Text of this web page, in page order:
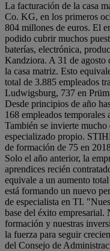
La facturación de la casa
Co. KG, en los primeros
804 millones de euros. El
podido cubrir muchos
baterías, electrónica,
Kandziora. A 31 de agosto
la casa matriz. Esto
total de 3.885 empleados
Ludwigsburg, 737 en
Desde principios de año
168 empleados
También se invierte
especializado propio.
de formación de 75 en
Solo el año anterior, la
aprendices recién
equivale a un aumento
está formando un nuevo
de especialista en TI.
base del éxito empresarial.
formación y nuestras
la fuerza para seguir
del Consejo de